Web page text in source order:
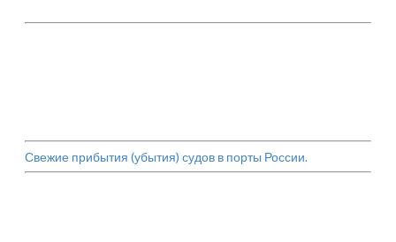
Свежие прибытия (убытия) судов в порты России.